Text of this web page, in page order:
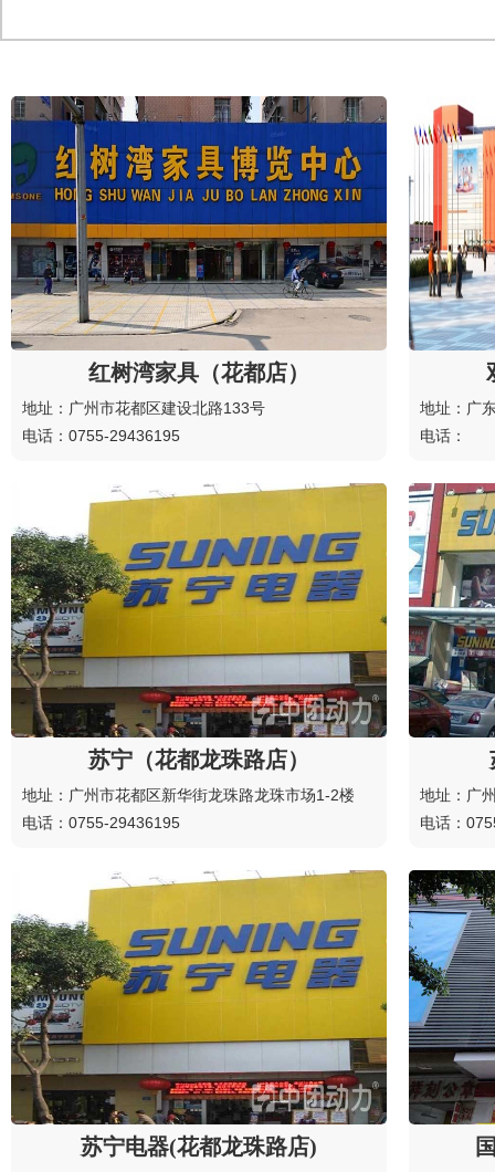
红树湾家具（花都店）
地址：广州市花都区建设北路133号
电话：0755-29436195
地址：广
电话：
苏宁（花都龙珠路店）
地址：广州市花都区新华街龙珠路龙珠市场1-2楼
电话：0755-29436195
地址：广
电话：
苏宁电器(花都龙珠路店)